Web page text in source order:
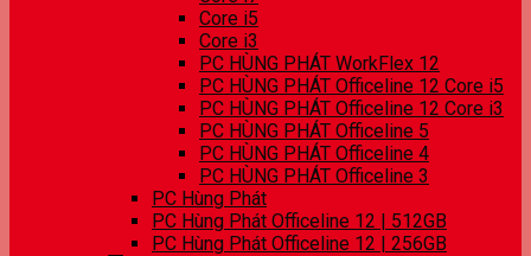
Core i5
Core i3
PC HÙNG PHÁT WorkFlex 12
PC HÙNG PHÁT Officeline 12 Core i5
PC HÙNG PHÁT Officeline 12 Core i3
PC HÙNG PHÁT Officeline 5
PC HÙNG PHÁT Officeline 4
PC HÙNG PHÁT Officeline 3
PC Hùng Phát
PC Hùng Phát Officeline 12 | 512GB
PC Hùng Phát Officeline 12 | 256GB